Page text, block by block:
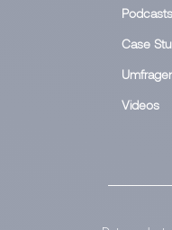
Podcasts
Case
Videos